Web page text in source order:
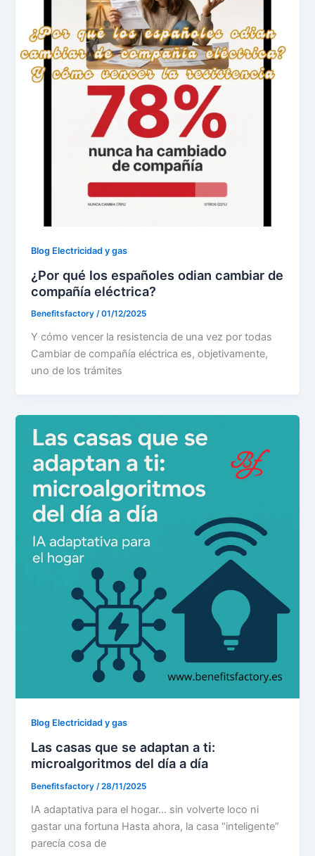
Blog Electricidad y gas
¿Por qué los españoles odian cambiar de
compañía eléctrica?
Benefitsfactory/01/12/2025
Y cómo vencer la resistencia de una vez por todas
Cambiar de compañía eléctrica es, objetivamente,
uno de los trámites
Blog Electricidad y gas
Las casas que se adaptan a ti:
microalgoritmos del día a día
Benefitsfactory /28/11/2025
IA adaptativa para el hogar… sin volverte loco ni
gastar una fortuna Hasta ahora, la casa “inteligente”
parecía cosa de